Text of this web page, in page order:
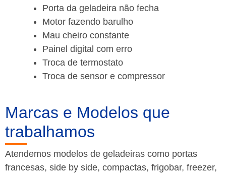
Porta da geladeira não fecha
Motor fazendo barulho
Mau cheiro constante
Painel digital com erro
Troca de termostato
Troca de sensor e compressor
Marcas e Modelos que
trabalhamos
Atendemos modelos de geladeiras como portas
francesas, side by side, compactas, frigobar, freezer,